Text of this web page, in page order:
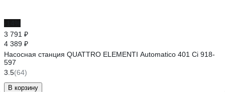
3 791 ₽
4 389 ₽
Насосная станция QUATTRO ELEMENTI Automatico 401 Ci 918-
597
3.5(64)
В корзину